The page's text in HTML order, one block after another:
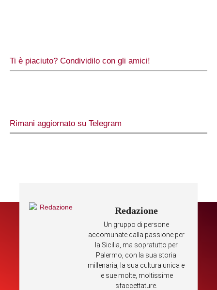
Ti è piaciuto? Condividilo con gli amici!
Rimani aggiornato su Telegram
Redazione
Un gruppo di persone
accomunate dalla passione per
la Sicilia, ma sopratutto per
Palermo, con la sua storia
millenaria, la sua cultura unica e
le sue molte, moltissime
sfaccettature.